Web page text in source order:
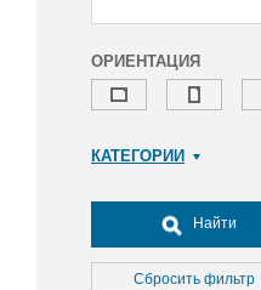
ОРИЕНТАЦИЯ
КАТЕГОРИИ
Досуг, туризм и отдых
Культура
Медицина
Найти
Сбросить фильтр